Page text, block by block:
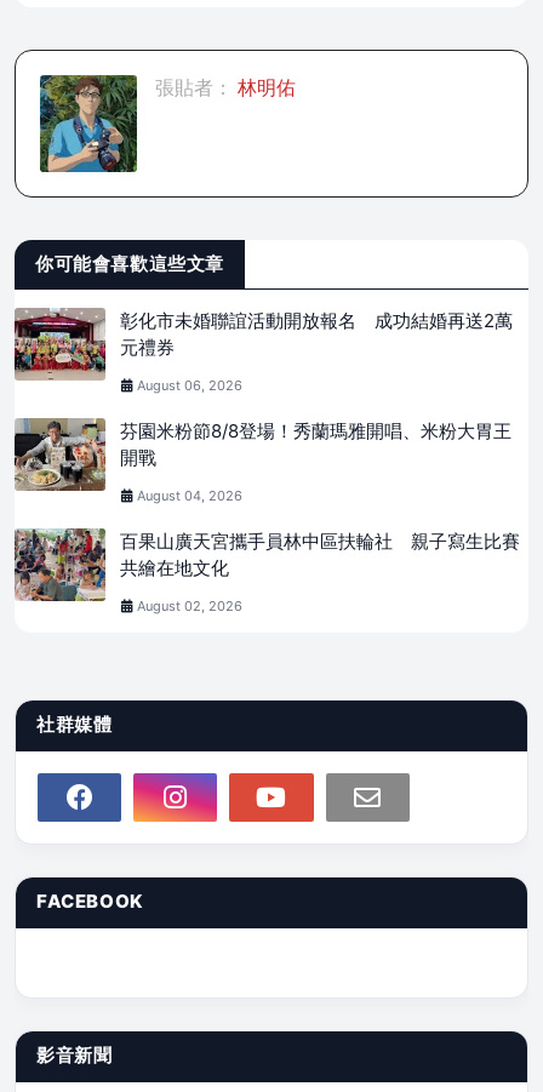
張貼者： 林明佑
你可能會喜歡這些文章
彰化市未婚聯誼活動開放報名 成功結婚再送2萬
元禮券
August 06, 2026
芬園米粉節8/8登場！秀蘭瑪雅開唱、米粉大胃王
開戰
August 04, 2026
百果山廣天宮攜手員林中區扶輪社 親子寫生比賽
共繪在地文化
August 02, 2026
社群媒體
FACEBOOK
影音新聞